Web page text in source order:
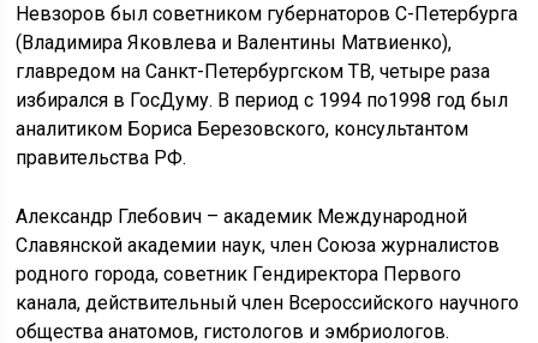
Невзоров был советником губернаторов С-Петербурга
(Владимира Яковлева и Валентины Матвиенко),
главредом на Санкт-Петербургском ТВ, четыре раза
избирался в ГосДуму. В период с 1994 по1998 год был
аналитиком Бориса Березовского, консультантом
правительства РФ.
Александр Глебович – академик Международной
Славянской академии наук, член Союза журналистов
родного города, советник Гендиректора Первого
канала, действительный член Всероссийского научного
общества анатомов, гистологов и эмбриологов.